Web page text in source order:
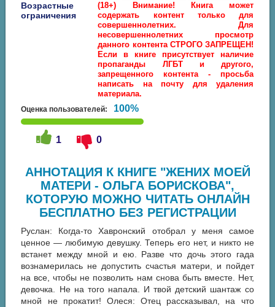
Возрастные
ограничения
(18+) Внимание! Книга может
содержать контент только для
совершеннолетних. Для
несовершеннолетних просмотр
данного контента СТРОГО ЗАПРЕЩЕН!
Если в книге присутствует наличие
пропаганды ЛГБТ и другого,
запрещенного контента - просьба
написать на почту для удаления
материала.
Оценка пользователей: 100%
1 0
АННОТАЦИЯ К КНИГЕ "ЖЕНИХ МОЕЙ
МАТЕРИ - ОЛЬГА БОРИСКОВА",
КОТОРУЮ МОЖНО ЧИТАТЬ ОНЛАЙН
БЕСПЛАТНО БЕЗ РЕГИСТРАЦИИ
Руслан: Когда-то Хавронский отобрал у меня самое
ценное — любимую девушку. Теперь его нет, и никто не
встанет между мной и ею. Разве что дочь этого гада
вознамерилась не допустить счастья матери, и пойдет
на все, чтобы не позволить нам снова быть вместе. Нет,
девочка. Не на того напала. И твой детский шантаж со
мной не прокатит! Олеся: Отец рассказывал, на что